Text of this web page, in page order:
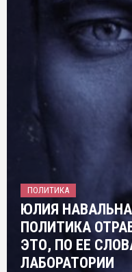
ПОЛИТИКА
ЮЛИЯ
ПОЛИТИКА
ЭТО, ПО ЕЕ
ЛАБОРАТОРИИ